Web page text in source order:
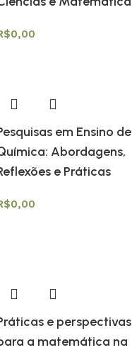
0,00
em Ensino de
Abordagens,
e Práticas
0,00
e perspectivas
a matemática na